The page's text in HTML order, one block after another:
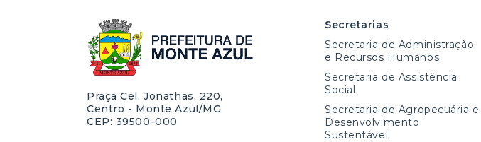
Praça Cel. Jonathas, 220,
Centro - Monte Azul/MG
CEP: 39500-000
Secretarias
Secretaria de Administração
e Recursos Humanos
Secretaria de Assistência
Social
Secretaria de Agropecuária e
Desenvolvimento
Sustentável